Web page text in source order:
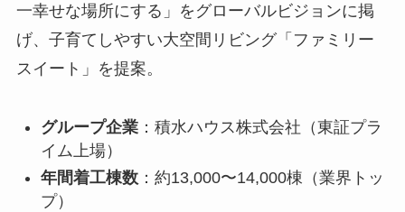
一幸せな場所にする」をグローバルビジョンに掲
げ、子育てしやすい大空間リビング「ファミリー
スイート」を提案。
グループ企業：積水ハウス株式会社（東証プラ
イム上場）
年間着工棟数：約13,000〜14,000棟（業界トッ
プ）